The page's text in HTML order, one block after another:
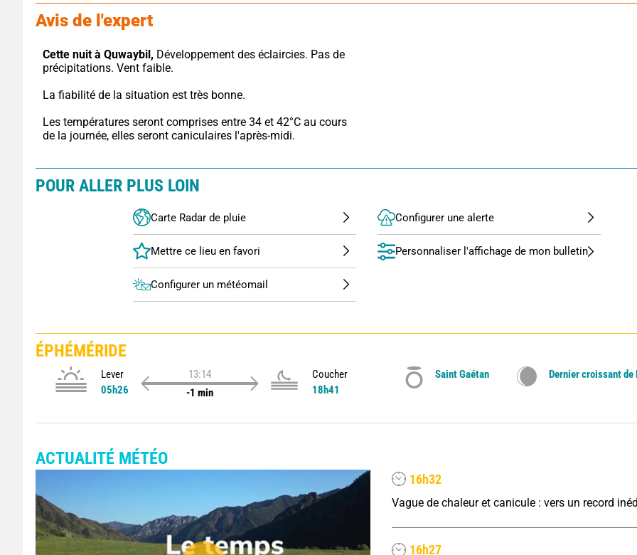
Avis de l'expert
Cette nuit à Quwaybil, Développement des éclaircies. Pas de
précipitations. Vent faible.
La fiabilité de la situation est très bonne.
Les températures seront comprises entre 34 et 42°C au cours
de la journée, elles seront caniculaires l'après-midi.
POUR ALLER PLUS LOIN
Carte Radar de pluie
Configurer un météomail
Configurer une alerte
Personnaliser l'affichage de mon bulletin
ÉPHÉMÉRIDE
Lever
05h26
13:14
-1 min
Coucher
18h41
Saint Gaétan Dernier croissant de
ACTUALITÉ MÉTÉO
16h32
16h27